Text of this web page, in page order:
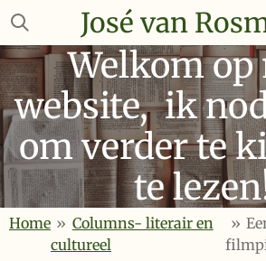
Ga
naar
de
hoofdinhoud
José van
Welkom
website, ik
om verder te
te
Home » Columns- literair en
cultureel
»